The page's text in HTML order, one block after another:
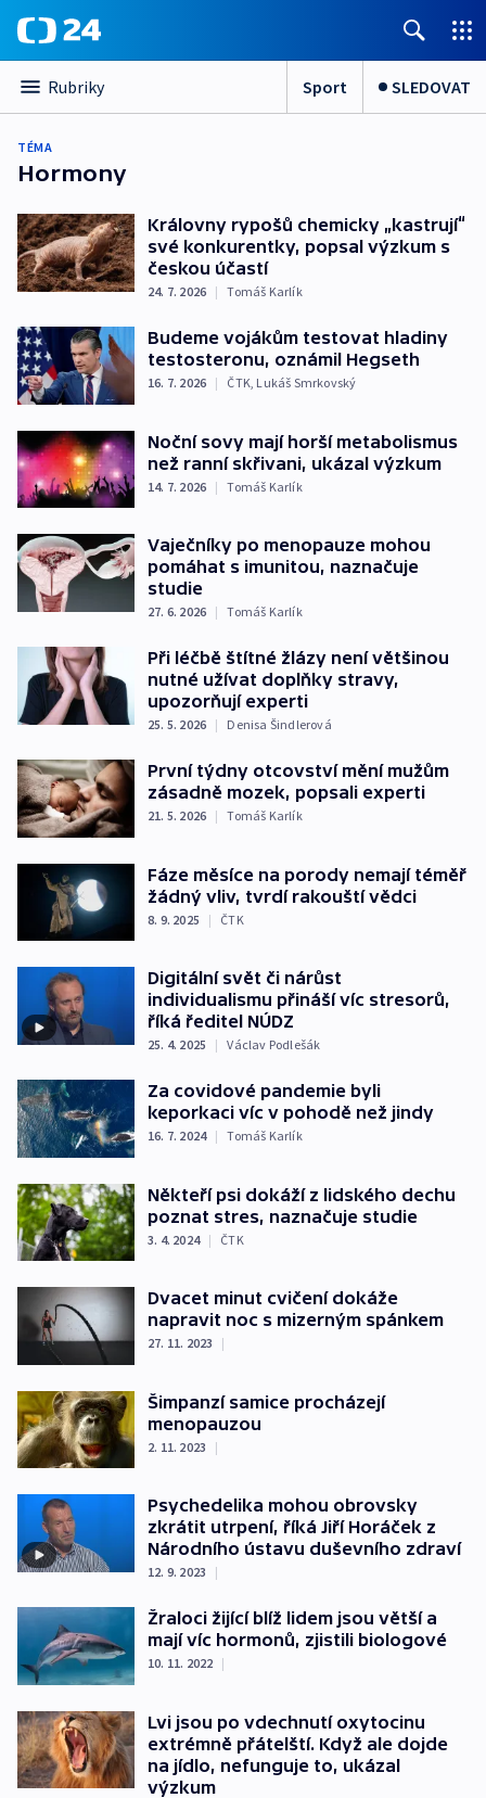
Rubriky Sport SLEDOVAT
TÉMA
Hormony
Královny rypošů chemicky „kastrují“
své konkurentky, popsal výzkum s
českou účastí
24. 7. 2026 | Tomáš Karlík
Budeme vojákům testovat hladiny
testosteronu, oznámil Hegseth
16. 7. 2026 | ČTK, Lukáš Smrkovský
Noční sovy mají horší metabolismus
než ranní skřivani, ukázal výzkum
14. 7. 2026 | Tomáš Karlík
Vaječníky po menopauze mohou
pomáhat s imunitou, naznačuje
studie
27. 6. 2026 | Tomáš Karlík
Při léčbě štítné žlázy není většinou
nutné užívat doplňky stravy,
upozorňují experti
25. 5. 2026 | Denisa Šindlerová
První týdny otcovství mění mužům
zásadně mozek, popsali experti
21. 5. 2026 | Tomáš Karlík
Fáze měsíce na porody nemají téměř
žádný vliv, tvrdí rakouští vědci
8. 9. 2025 | ČTK
Digitální svět či nárůst
individualismu přináší víc stresorů,
říká ředitel NÚDZ
25. 4. 2025 | Václav Podlešák
Za covidové pandemie byli
keporkaci víc v pohodě než jindy
16. 7. 2024 | Tomáš Karlík
Někteří psi dokáží z lidského dechu
poznat stres, naznačuje studie
3. 4. 2024 | ČTK
Dvacet minut cvičení dokáže
napravit noc s mizerným spánkem
27. 11. 2023 |
Šimpanzí samice procházejí
menopauzou
2. 11. 2023 |
Psychedelika mohou obrovsky
zkrátit utrpení, říká Jiří Horáček z
Národního ústavu duševního zdraví
12. 9. 2023 |
Žraloci žijící blíž lidem jsou větší a
mají víc hormonů, zjistili biologové
10. 11. 2022 |
Lvi jsou po vdechnutí oxytocinu
extrémně přátelští. Když ale dojde
na jídlo, nefunguje to, ukázal
výzkum